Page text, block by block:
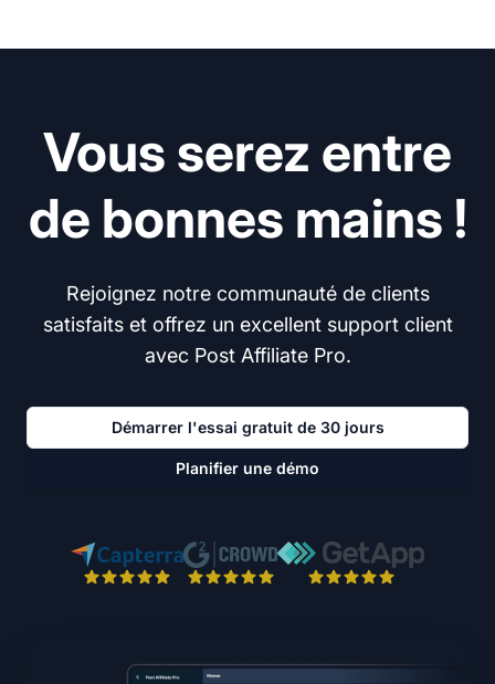
Vous serez entre
de bonnes mains !
Rejoignez notre communauté de clients
satisfaits et offrez un excellent support client
avec Post Affiliate Pro.
Démarrer l'essai gratuit de 30 jours
Planifier une démo